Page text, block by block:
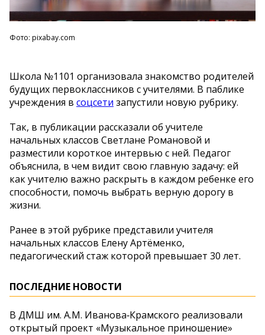
Фото: pixabay.com
Школа №1101 организовала знакомство родителей
будущих первоклассников с учителями. В паблике
учреждения в соцсети запустили новую рубрику.
Так, в публикации рассказали об учителе
начальных классов Светлане Романовой и
разместили короткое интервью с ней. Педагог
объяснила, в чем видит свою главную задачу: ей
как учителю важно раскрыть в каждом ребенке его
способности, помочь выбрать верную дорогу в
жизни.
Ранее в этой рубрике представили учителя
начальных классов Елену Артёменко,
педагогический стаж которой превышает 30 лет.
ПОСЛЕДНИЕ НОВОСТИ
В ДМШ им. А.М. Иванова‑Крамского реализовали
открытый проект «Музыкальное приношение»